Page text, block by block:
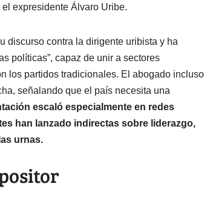
expresidente Álvaro Uribe.
discurso contra la dirigente uribista y ha
políticas”, capaz de unir a sectores
los partidos tradicionales. El abogado incluso
señalando que el país necesita una
escaló especialmente en redes
han lanzado indirectas sobre liderazgo,
urnas.